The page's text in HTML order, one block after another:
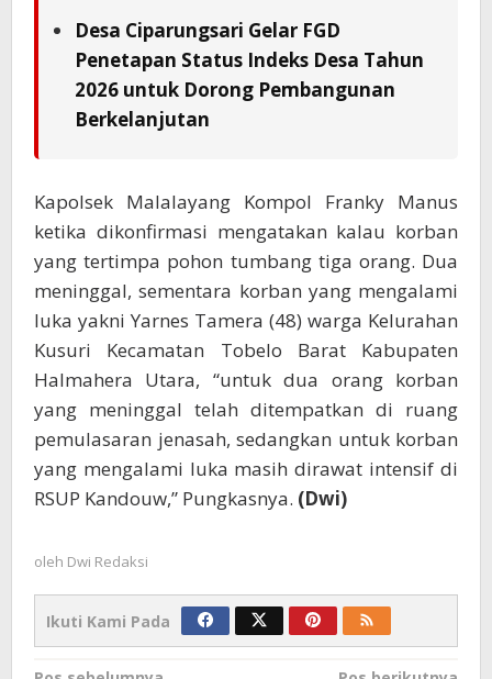
Desa Ciparungsari Gelar FGD
Penetapan Status Indeks Desa Tahun
2026 untuk Dorong Pembangunan
Berkelanjutan
Kapolsek Malalayang Kompol Franky Manus
ketika dikonfirmasi mengatakan kalau korban
yang tertimpa pohon tumbang tiga orang. Dua
meninggal, sementara korban yang mengalami
luka yakni Yarnes Tamera (48) warga Kelurahan
Kusuri Kecamatan Tobelo Barat Kabupaten
Halmahera Utara, “untuk dua orang korban
yang meninggal telah ditempatkan di ruang
pemulasaran jenasah, sedangkan untuk korban
yang mengalami luka masih dirawat intensif di
RSUP Kandouw,” Pungkasnya. (Dwi)
oleh Dwi Redaksi
Ikuti Kami Pada